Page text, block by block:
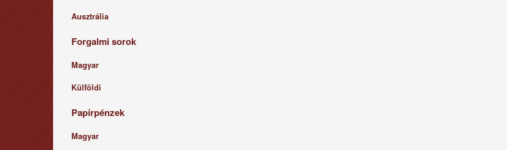
Ausztrália
Forgalmi sorok
Magyar
Külföldi
Papírpénzek
Magyar